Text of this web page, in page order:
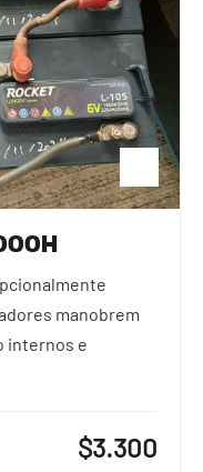
manobrem
internos e
$3.300